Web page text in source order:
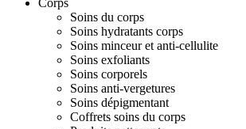
Corps
Soins du corps
Soins hydratants corps
Soins minceur et anti-cellulite
Soins exfoliants
Soins corporels
Soins anti-vergetures
Soins dépigmentant
Coffrets soins du corps